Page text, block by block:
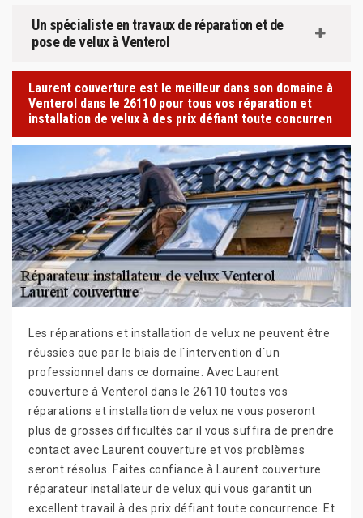
Un spécialiste en travaux de réparation et de
pose de velux à Venterol
Laurent couverture est le meilleur dans son domaine à
Venterol dans le 26110 pour tous vos réparation et
installation de velux à des prix défiant toute concurren
Les réparations et installation de velux ne peuvent être
réussies que par le biais de l`intervention d`un
professionnel dans ce domaine. Avec Laurent
couverture à Venterol dans le 26110 toutes vos
réparations et installation de velux ne vous poseront
plus de grosses difficultés car il vous suffira de prendre
contact avec Laurent couverture et vos problèmes
seront résolus. Faites confiance à Laurent couverture
réparateur installateur de velux qui vous garantit un
excellent travail à des prix défiant toute concurrence. Et